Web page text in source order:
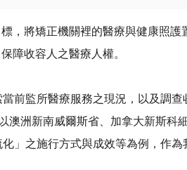
將矯正機關裡的醫療與健康照護
障收容人之醫療人權。
前監所醫療服務之現況，以及調查
澳洲新南威爾斯省、加拿大新斯科
」之施行方式與成效等為例，作為